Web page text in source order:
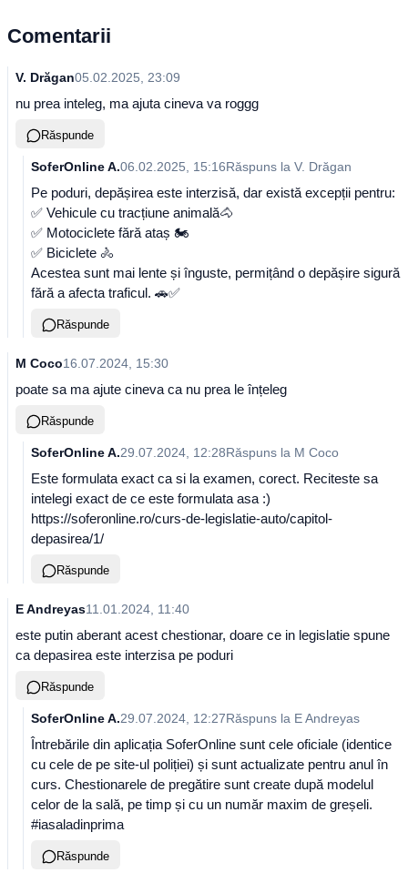
Comentarii
V. Drăgan05.02.2025, 23:09
nu prea inteleg, ma ajuta cineva va roggg
Răspunde
SoferOnline A.06.02.2025, 15:16Răspuns la V. Drăgan
Pe poduri, depășirea este interzisă, dar există excepții pentru:
✅ Vehicule cu tracțiune animală🐴
✅ Motociclete fără ataș 🏍️
✅ Biciclete 🚴
Acestea sunt mai lente și înguste, permițând o depășire sigură
fără a afecta traficul. 🚗✅
Răspunde
M Coco16.07.2024, 15:30
poate sa ma ajute cineva ca nu prea le înțeleg
Răspunde
SoferOnline A.29.07.2024, 12:28Răspuns la M Coco
Este formulata exact ca si la examen, corect. Reciteste sa
intelegi exact de ce este formulata asa :)
https://soferonline.ro/curs-de-legislatie-auto/capitol-
depasirea/1/
Răspunde
E Andreyas11.01.2024, 11:40
este putin aberant acest chestionar, doare ce in legislatie spune
ca depasirea este interzisa pe poduri
Răspunde
SoferOnline A.29.07.2024, 12:27Răspuns la E Andreyas
Întrebările din aplicația SoferOnline sunt cele oficiale (identice
cu cele de pe site-ul poliției) și sunt actualizate pentru anul în
curs. Chestionarele de pregătire sunt create după modelul
celor de la sală, pe timp și cu un număr maxim de greșeli.
#iasaladinprima
Răspunde